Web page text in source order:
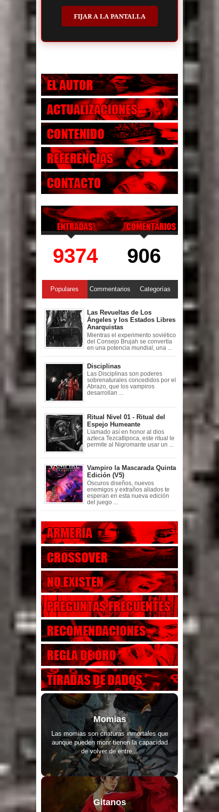
FIJAR A LA PANTALLA
9374 906
Populares Commentarios Categorías
Las Revueltas de Los
Ángeles y los Estados Libres
Anarquistas
Mientras el experimento soviético
del Consejo Brujah se convertía
en una potencia mundial, una ...
Disciplinas
Las Disciplinas son poderes
sobrenaturales concedidos por el
Abrazo, que los vampiros
desarrollan ...
Ritual Nivel 01 - Ritual del
Espejo Humeante
Llamado así en honor al dios
azteca Tezcatlipoca, este ritual le
permite al Nigromante usar un ...
Vampiro la Mascarada Quinta
Edición (V5)
Oscuros diseños, nuevos
enemigos y extraños aliados te
esperan en esta nueva edición
del juego ...
Momias
Las momias son criaturas inmortales que
aunque pueden morir tienen la capacidad
de volver de entre...
Gitanos